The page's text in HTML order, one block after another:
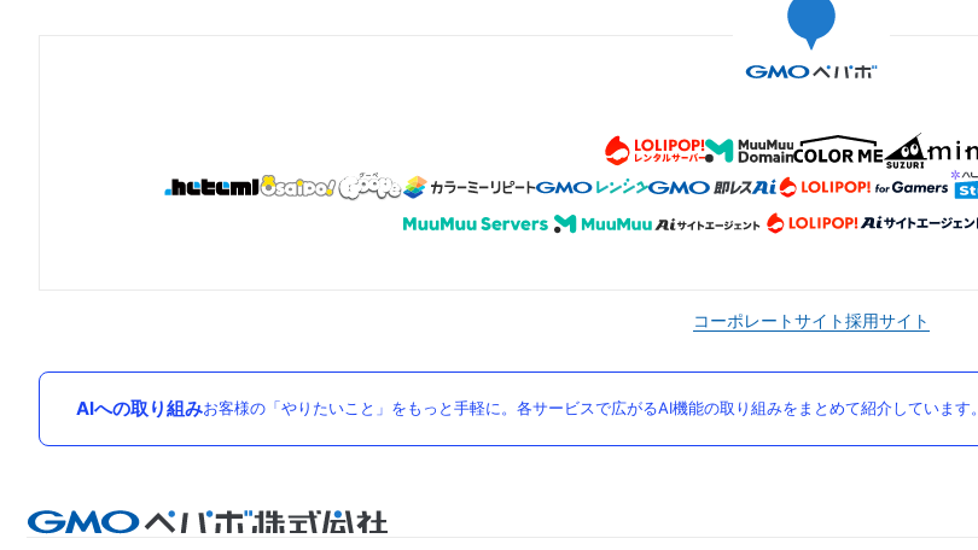
コーポレートサイト採用サイト
AIへの取り組みお客様の「やりたいこと」をもっと手軽に。各サービスで広がるAI機能の取り組みをまとめて紹介しています。